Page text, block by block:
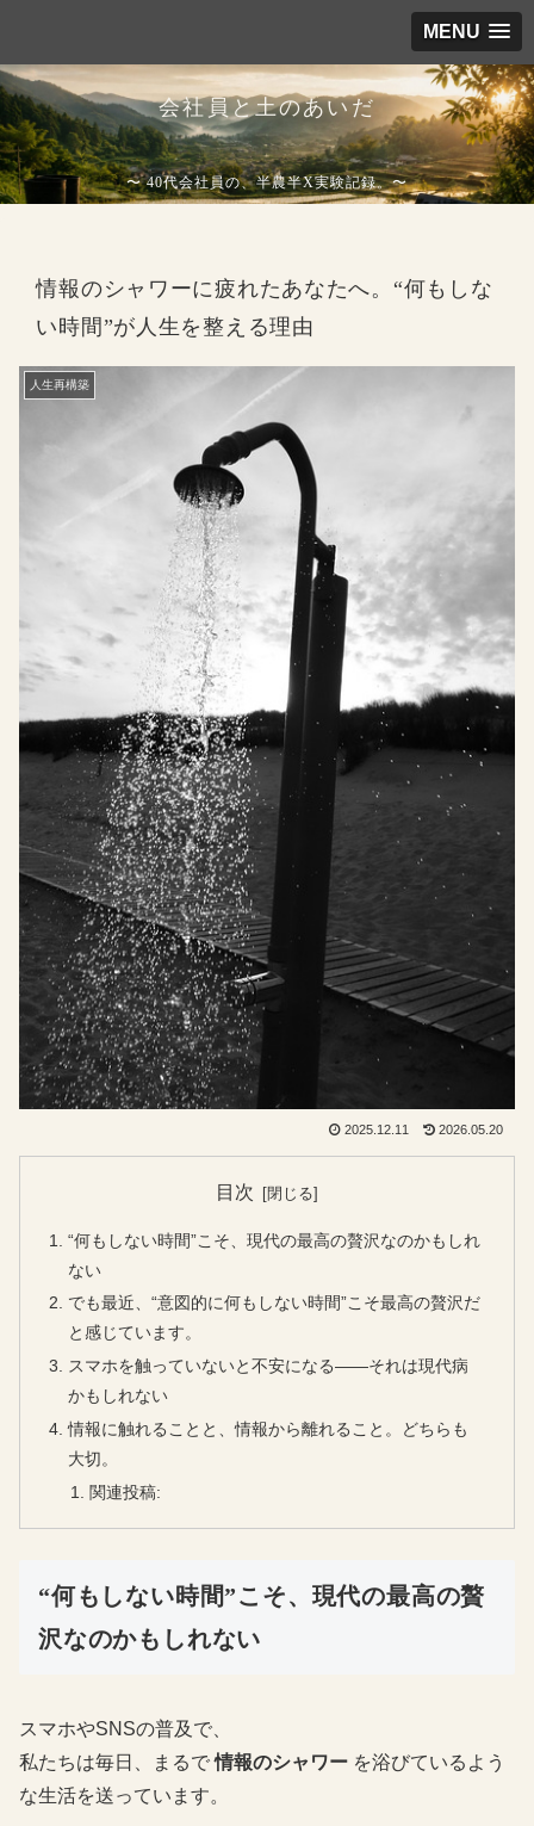
MENU
会社員と土のあいだ
〜 40代会社員の、半農半X実験記録。〜
情報のシャワーに疲れたあなたへ。“何もしな
い時間”が人生を整える理由
人生再構築
2025.12.11 2026.05.20
目次
“何もしない時間”こそ、現代の最高の贅沢なのかもしれ
ない
でも最近、“意図的に何もしない時間”こそ最高の贅沢だ
と感じています。
スマホを触っていないと不安になる――それは現代病
かもしれない
情報に触れることと、情報から離れること。どちらも
大切。
関連投稿:
“何もしない時間”こそ、現代の最高の贅
沢なのかもしれない
スマホやSNSの普及で、
私たちは毎日、まるで情報のシャワー を浴びているよう
な生活を送っています。